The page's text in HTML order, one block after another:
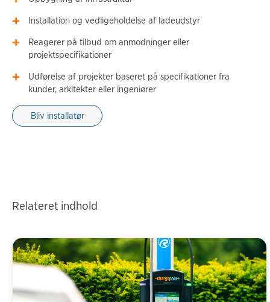
Installation og vedligeholdelse af ladeudstyr
Reagerer på tilbud om anmodninger eller
projektspecifikationer
Udførelse af projekter baseret på specifikationer fra
kunder, arkitekter eller ingeniører
Bliv installatør
Relateret indhold